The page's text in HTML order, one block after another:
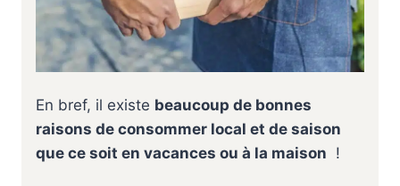
En bref, il existe beaucoup de bonnes
raisons de consommer local et de saison
que ce soit en vacances ou à la maison !